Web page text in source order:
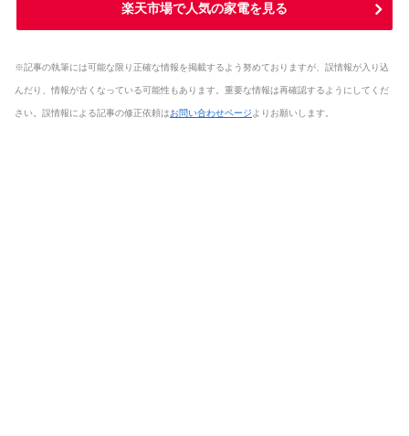
楽天市場で人気の家電を見る
※記事の執筆には可能な限り正確な情報を掲載するよう努めておりますが、誤情報が入り込
んだり、情報が古くなっている可能性もあります。重要な情報は再確認するようにしてくだ
さい。誤情報による記事の修正依頼はお問い合わせページよりお願いします。